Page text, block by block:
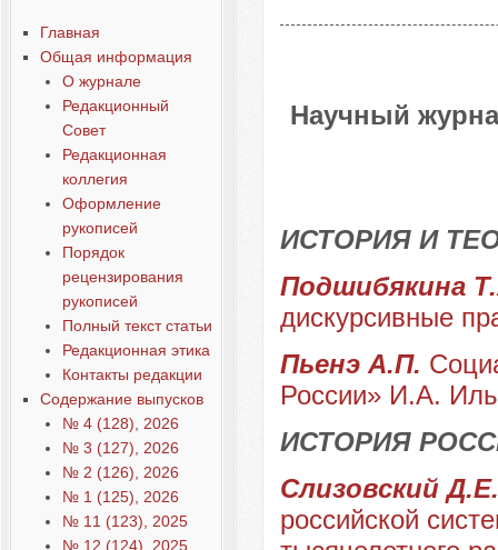
Главная
Общая информация
О журнале
Редакционный
Совет
Редакционная
коллегия
Оформление
рукописей
Порядок
рецензирования
рукописей
Полный текст статьи
Редакционная этика
Контакты редакции
Содержание выпусков
№ 4 (128), 2026
№ 3 (127), 2026
№ 2 (126), 2026
№ 1 (125), 2026
№ 11 (123), 2025
№ 12 (124), 2025
Научный
ИСТОРИЯ И
Подшибякина
дискурсивные
Пьенэ А.П.
России» И.А.
ИСТОРИЯ
Слизовский
российской